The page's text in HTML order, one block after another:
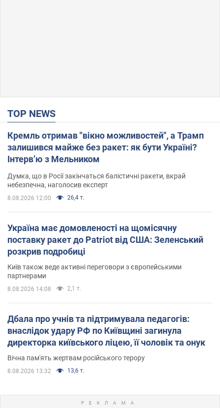
TOP NEWS
Кремль отримав "вікно можливостей", а Трамп
залишився майже без ракет: як бути Україні?
Інтерв’ю з Мельником
Думка, що в Росії закінчаться балістичні ракети, вкрай
небезпечна, наголосив експерт
8.08.2026 12:00 26,4 т.
Україна має домовленості на щомісячну
поставку ракет до Patriot від США: Зеленський
розкрив подробиці
Київ також веде активні переговори з європейськими
партнерами
8.08.2026 14:08 2,1 т.
Дбала про учнів та підтримувала педагогів:
внаслідок удару РФ по Київщині загинула
директорка київського ліцею, її чоловік та онук
Вічна пам'ять жертвам російського терору
8.08.2026 13:32 13,6 т.